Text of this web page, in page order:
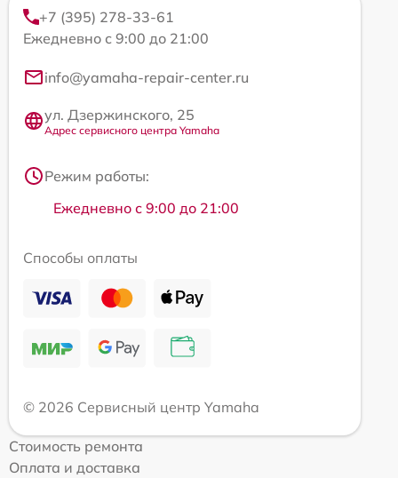
+7 (395) 278-33-61
Ежедневно с 9:00 до 21:00
info@yamaha-repair-center.ru
ул. Дзержинского, 25
Адрес сервисного центра Yamaha
Режим работы:
Ежедневно с 9:00 до 21:00
Способы оплаты
© 2026 Сервисный центр Yamaha
Стоимость ремонта
Оплата и доставка